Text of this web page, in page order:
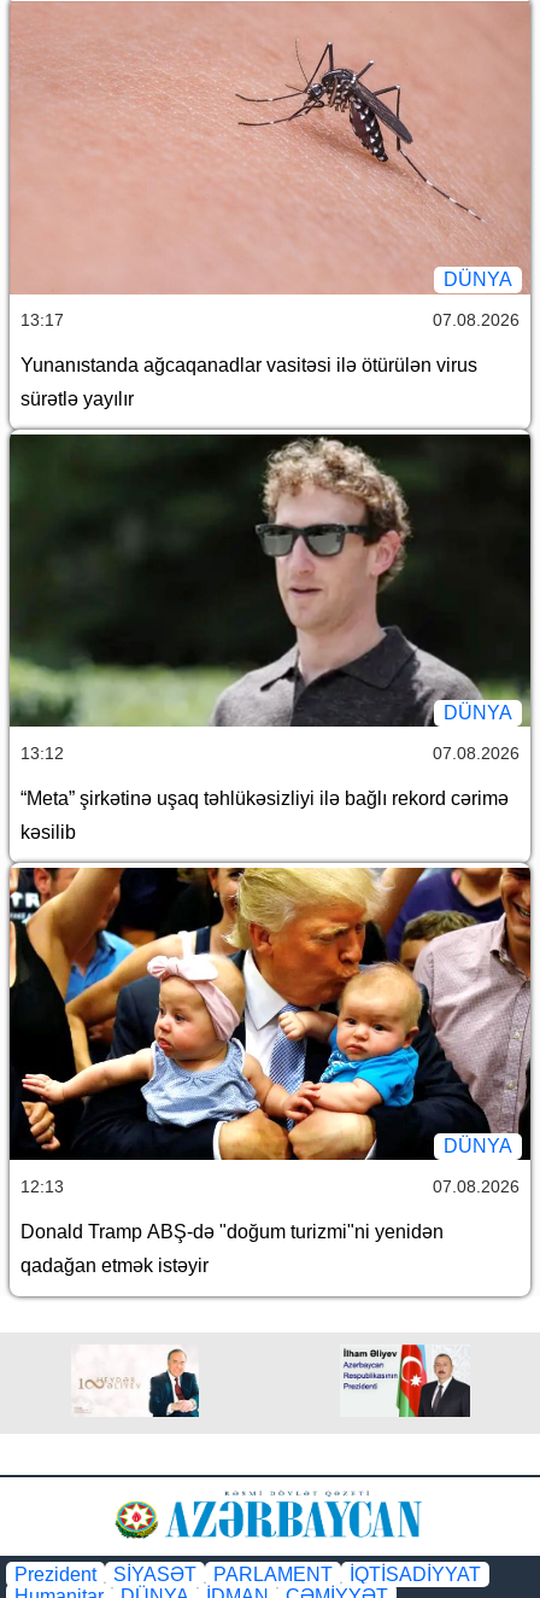
DÜNYA
13:17 07.08.2026
Yunanıstanda ağcaqanadlar vasitəsi ilə ötürülən virus
sürətlə yayılır
DÜNYA
13:12 07.08.2026
“Meta” şirkətinə uşaq təhlükəsizliyi ilə bağlı rekord cərimə
kəsilib
DÜNYA
12:13 07.08.2026
Donald Tramp ABŞ-də "doğum turizmi"ni yenidən
qadağan etmək istəyir
Prezident SİYASƏT PARLAMENT
İQTİSADİYYAT